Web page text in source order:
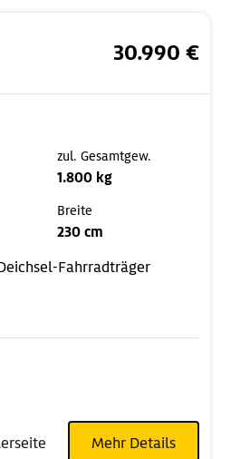
30.990 €
zul. Gesamtgew.
1.800 kg
Breite
230 cm
Fahrradträger
Mehr Details